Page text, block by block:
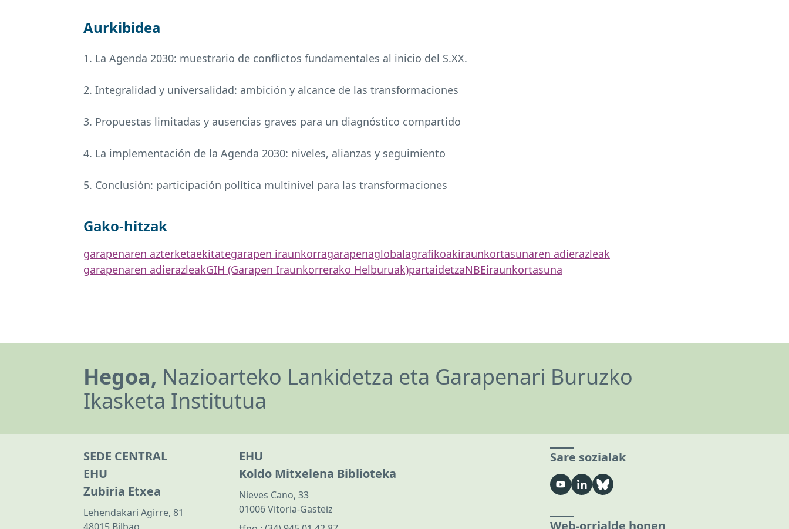
Aurkibidea
1. La Agenda 2030: muestrario de conflictos fundamentales al inicio del S.XX.
2. Integralidad y universalidad: ambición y alcance de las transformaciones
3. Propuestas limitadas y ausencias graves para un diagnóstico compartido
4. La implementación de la Agenda 2030: niveles, alianzas y seguimiento
5. Conclusión: participación política multinivel para las transformaciones
Gako-hitzak
garapenaren azterketaekitategarapen iraunkorragarapenaglobalagrafikoakiraunkortasunaren adierazleak
garapenaren adierazleakGIH (Garapen Iraunkorrerako Helburuak)partaidetzaNBEiraunkortasuna
Hegoa, Nazioarteko Lankidetza eta Garapenari Buruzko
Ikasketa Institutua
SEDE CENTRAL
EHU
Zubiria Etxea
Lehendakari Agirre, 81
48015 Bilbao
EHU
Koldo Mitxelena Biblioteka
Nieves Cano, 33
01006 Vitoria-Gasteiz
Sare sozialak
Web-orrialde honen